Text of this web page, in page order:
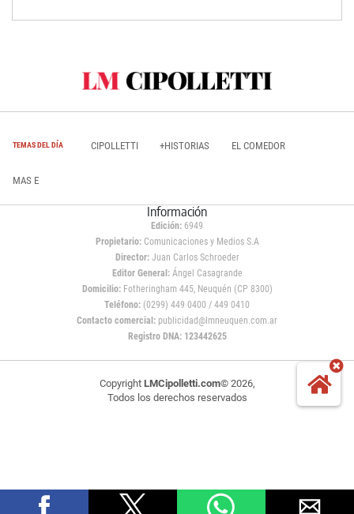
TEMAS DEL DÍA CIPOLLETTI +HISTORIAS EL COMEDOR
MAS E
Información
Edición: 6949
Propietario:Comunicaciones y Medios S.A
Director: Juan Carlos Schroeder
Editor General:Ángel Casagrande
Domicilio:Fotheringham 445, Neuquén (CP 8300)
Teléfono: (0299) 449 0400 / 449 0410
Contacto comercial: publicidad@lmneuquen.com.ar
Registro DNA: 123442625
Copyright LMCipolletti.com© 2026,
Todos los derechos reservados